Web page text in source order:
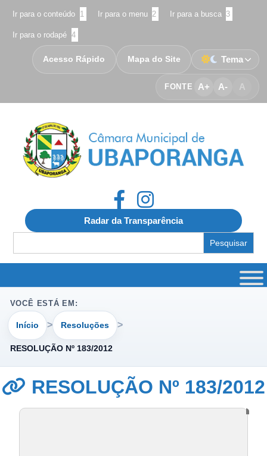
Ir para o conteúdo 1 Ir para o menu 2 Ir para a busca 3
Ir para o rodapé 4
FONTE A+ A- A
Acesso Rápido Mapa do Site Tema
Radar da Transparência
for:
VOCÊ ESTÁ EM:
Início Resoluções
RESOLUÇÃO Nº 183/2012
RESOLUÇÃO Nº 183/2012